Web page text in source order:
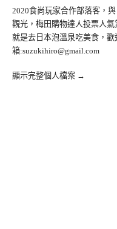
2020食尚玩家合作部落客，
觀光，梅田購物達人投票人
就是去日本泡溫泉吃美食，
箱:suzukihiro@gmail.com
顯示完整個人檔案 →